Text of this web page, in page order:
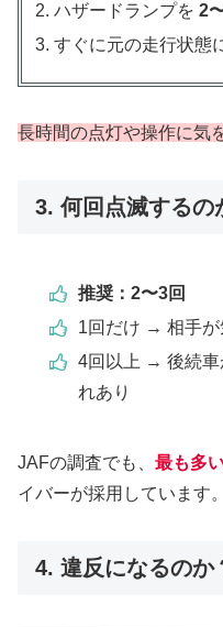
ハザードランプを2
すぐに元の走行状態
長時間の点灯や操作に気
3. 何回点滅するの
推奨：2〜3回
1回だけ → 相手が
4回以上 → 後続車
れあり
JAFの調査でも、 最も多
イバーが採用しています。
4. 違反になるのか